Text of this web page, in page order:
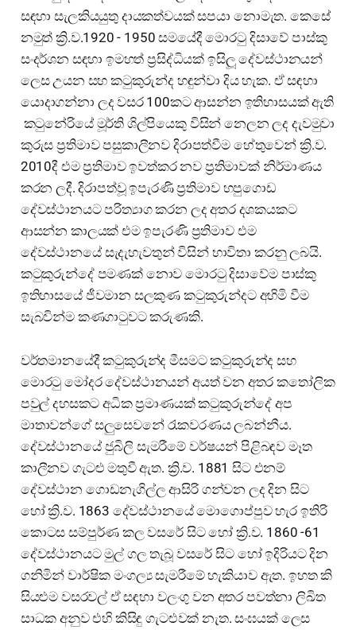
සඳහා සැලකියයුතු දායකත්වයක් සපයා නොමැත. කෙසේ
නමුත් ක්‍රි.ව.1920 - 1950 සමයේදී මොරටු දිසාවේ පාස්කු
සංදර්ශන සඳහා ඉමහත් ප්‍රසිද්ධියක් ඉසිලූ දේවස්ථානයන්
ලෙස උයන සහ කටුකුරුන්ද හඳුන්වා දිය හැක. ඒ සඳහා
යොදාගන්නා ලද වසර 100කට ආසන්න ඉතිහාසයක් ඇති
කටුනේරියේ මූර්ති ශිල්පියෙකු විසින් නෙලන ලද දැවමුවා
කුරුස ප්‍රතිමාව පසුකාලීනව දිරාපත්වීම හේතුවෙන් ක්‍රි.ව.
2010දී එම ප්‍රතිමාව ඉවත්කර නව ප්‍රතිමාවක් නිර්මාණය
කරන ලදී. දිරාපත්වූ ඉපැරණි ප්‍රතිමාව හපුගොඩ
දේවස්ථානයට පරිත්‍යාග කරන ලද අතර දශකයකට
ආසන්න කාලයක් එම ඉපැරණි ප්‍රතිමාව එම
දේවස්ථානයේ සැදැහැවතුන් විසින් භාවිතා කරනු ලබයි.
කටුකුරුන්දේ පමණක් නොව මොරටු දිසාවේම පාස්කු
ඉතිහාසයේ ජීවමාන සලකුණ කටුකුරුන්දට අහිමි වීම
සැබවින්ම කණගාටුවට කරුණකි.
වර්තමානයේදී කටුකුරුන්ද මීසමට කටුකුරුන්ද සහ
මොරටු මෝදර දේවස්ථානයන් අයත් වන අතර කතෝලික
පවුල් දහසකට අධික ප්‍රමාණයක් කටුකුරුන්දේ අප
මාතාවන්ගේ සලුසෙවනේ රැකවරණය ලබන්නීය.
දේවස්ථානයේ ජුබිලි සැමරීමේ වර්ෂයන් පිළිබඳව මෑත
කාලීනව ගැටළු මතුවී ඇත. ක්‍රි.ව. 1881 සිට එනම්
දේවස්ථාන ගොඩනැගිල්ල ආසිරි ගන්වන ලද දින සිට
හෝ ක්‍රි.ව. 1863 දේවස්ථානයේ මොගොප්පුව හැර ඉතිරි
කොටස සම්පුර්ණ කල වසරේ සිට හෝ ක්‍රි.ව. 1860 -61
දේවස්ථානයට මුල් ගල තැබූ වසරේ සිට හෝ ඉදිරියට දින
ගනිමින් වාර්ෂික මංගල්‍ය සැමරීමේ හැකියාව ඇත. ඉහත කි
සියළුම වසරවල් ඒ සඳහා වලංගු වන අතර පවත්නා ලිඛිත
සාධක අනුව එහි කිසිඳු ගැටළුවක් නැත. සංඝයක් ලෙස